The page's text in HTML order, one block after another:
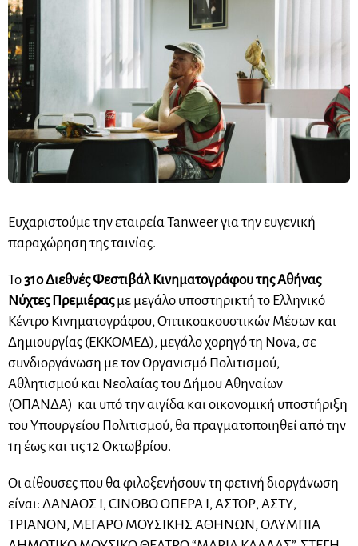
Ευχαριστούμε την εταιρεία Tanweer για την ευγενική
παραχώρηση της ταινίας.
Το31ο Διεθνές Φεστιβάλ Κινηματογράφου της Αθήνας
Νύχτες Πρεμιέραςμε μεγάλο υποστηρικτή το Ελληνικό
Κέντρο Κινηματογράφου, Οπτικοακουστικών Μέσων και
Δημιουργίας (ΕΚΚΟΜΕΔ), μεγάλο χορηγό τη Nova, σε
συνδιοργάνωση με τον Οργανισμό Πολιτισμού,
Αθλητισμού και Νεολαίας του Δήμου Αθηναίων
(ΟΠΑΝΔΑ) και υπό την αιγίδα και οικονομική υποστήριξη
του Υπουργείου Πολιτισμού, θα πραγματοποιηθεί από την
1η έως και τις 12 Οκτωβρίου.
Οι αίθουσες που θα φιλοξενήσουν τη φετινή διοργάνωση
είναι: ΔΑΝΑΟΣ Ι, CINOBO ΟΠΕΡΑ Ι, ΑΣΤΟΡ, ΑΣΤΥ,
ΤΡΙΑΝΟΝ, ΜΕΓΑΡΟ ΜΟΥΣΙΚΗΣ ΑΘΗΝΩΝ, ΟΛΥΜΠΙΑ